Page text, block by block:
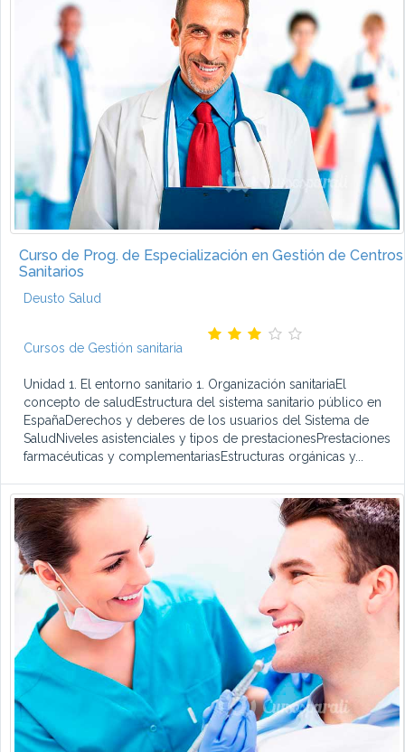
Curso de Prog. de Especialización en Gestión de Centros
Sanitarios
Deusto Salud
Cursos de Gestión sanitaria
Unidad 1. El entorno sanitario 1. Organización sanitariaEl
concepto de saludEstructura del sistema sanitario público en
EspañaDerechos y deberes de los usuarios del Sistema de
SaludNiveles asistenciales y tipos de prestacionesPrestaciones
farmacéuticas y complementariasEstructuras orgánicas y...